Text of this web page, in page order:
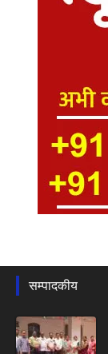
सम्पादकीय